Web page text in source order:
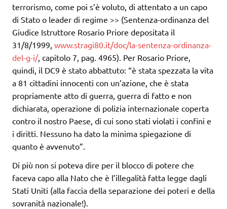
terrorismo, come poi s’è voluto, di attentato a un capo
di Stato o leader di regime >> (Sentenza-ordinanza del
Giudice Istruttore Rosario Priore depositata il
31/8/1999, www.stragi80.it/doc/la-sentenza-ordinanza-
del-g-i/, capitolo 7, pag. 4965). Per Rosario Priore,
quindi, il DC9 è stato abbattuto: “è stata spezzata la vita
a 81 cittadini innocenti con un’azione, che è stata
propriamente atto di guerra, guerra di fatto e non
dichiarata, operazione di polizia internazionale coperta
contro il nostro Paese, di cui sono stati violati i confini e
i diritti. Nessuno ha dato la minima spiegazione di
quanto è avvenuto”.
Di più non si poteva dire per il blocco di potere che
faceva capo alla Nato che è l’illegalità fatta legge dagli
Stati Uniti (alla faccia della separazione dei poteri e della
sovranità nazionale!).